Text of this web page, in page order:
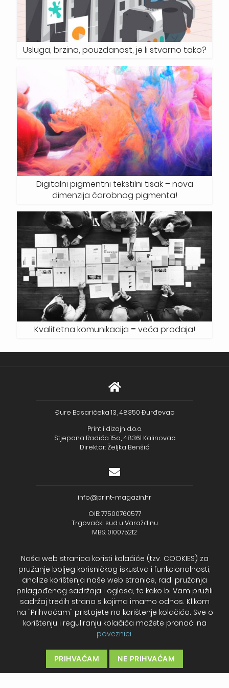
Usluga, brzina, pouzdanost, je li stvarno tako?
Digitalni pigmentni tekstilni tisak – nova
dimenzija čarobnog pigmenta!
Kvalitetna komunikacija = veća prodaja!
Đure Basaričeka 13, 48350 Đurđevac
Print i dizajn d.o.o.
Stjepana Radića 15a, 48361 Kalinovac
Direktor: Željka Benšić
info@print-magazin.hr
OIB: 77500760577
Trgovački sud u Varaždinu
MBS: 010075212
+385 (48) 733 111
Zagrebačka banka d.d.
IBAN - HR2723600001102099043
Temeljni kapital: 330.000,00kn uplaćen u cijelosti
Cookies – Kolačići Politika privatnosti
Naša web stranica koristi kolačiće (tzv. COOKIES) za
pružanje boljeg korisničkog iskustva i funkcionalnosti,
analize korištenja naše web stranice, radi pružanja
prilagođenog sadržaja i oglasa, te kako bi Vam pružili
sadržaj trećih strana s kojima imamo odnos. Klikom
na "Prihvaćam" pristajete na korištenje kolačića. Sve o
korištenju i reguliranju kolačića možete pronaći na
poveznici.
PRIHVAĆAM NE PRIHVAĆAM